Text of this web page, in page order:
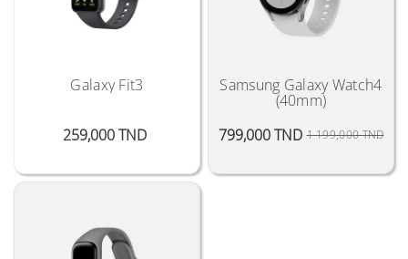
Galaxy Fit3
259,000 TND
Samsung Galaxy Watch4
(40mm)
799,000 TND 1 199,000 TNDPrix